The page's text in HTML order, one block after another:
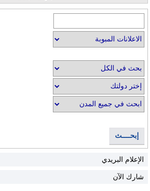
إبحــــث
الإعلام البريدي
شارك الآن